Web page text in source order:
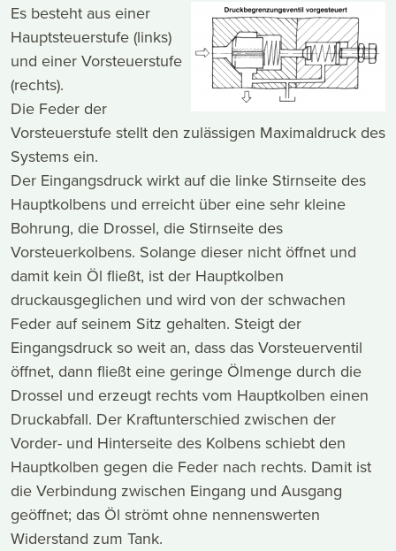
Es besteht aus einer
Hauptsteuerstufe (links)
und einer Vorsteuerstufe
(rechts).
Die Feder der
Vorsteuerstufe stellt den zulässigen Maximaldruck des
Systems ein.
Der Eingangsdruck wirkt auf die linke Stirnseite des
Hauptkolbens und erreicht über eine sehr kleine
Bohrung, die Drossel, die Stirnseite des
Vorsteuerkolbens. Solange dieser nicht öffnet und
damit kein Öl fließt, ist der Hauptkolben
druckausgeglichen und wird von der schwachen
Feder auf seinem Sitz gehalten. Steigt der
Eingangsdruck so weit an, dass das Vorsteuerventil
öffnet, dann fließt eine geringe Ölmenge durch die
Drossel und erzeugt rechts vom Hauptkolben einen
Druckabfall. Der Kraftunterschied zwischen der
Vorder- und Hinterseite des Kolbens schiebt den
Hauptkolben gegen die Feder nach rechts. Damit ist
die Verbindung zwischen Eingang und Ausgang
geöffnet; das Öl strömt ohne nennenswerten
Widerstand zum Tank.